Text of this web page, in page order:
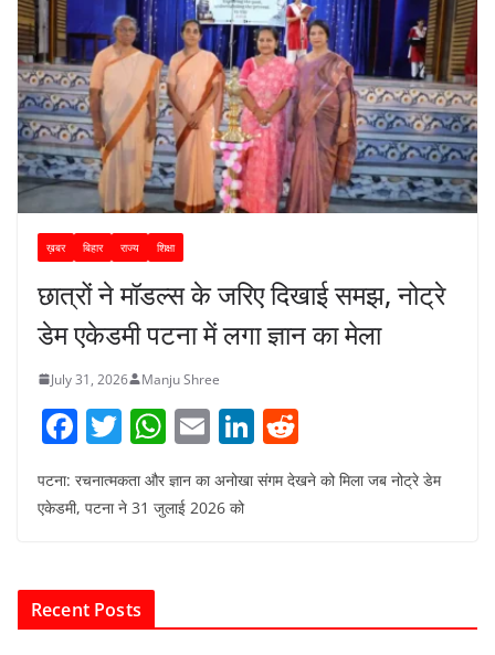
ख़बर बिहार राज्य शिक्षा
छात्रों ने मॉडल्स के जरिए दिखाई समझ, नोट्रे
डेम एकेडमी पटना में लगा ज्ञान का मेला
July 31, 2026 Manju Shree
F
c
o
o
T
itt
W
at
p
E
m
ai
Li
n
k
e
d
पटना: रचनात्मकता और ज्ञान का अनोखा संगम देखने को मिला जब नोट्रे डेम
एकेडमी, पटना ने 31 जुलाई 2026 को
Recent Posts